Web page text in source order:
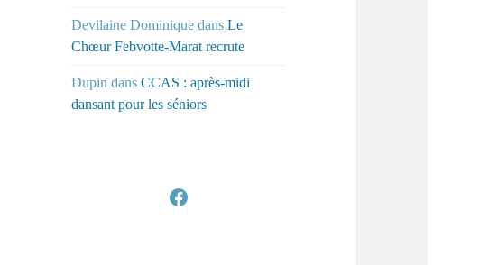
Devilaine Dominique dansLe
Chœur Febvotte-Marat recrute
Dupin dansCCAS : après-midi
dansant pour les séniors
Facebook